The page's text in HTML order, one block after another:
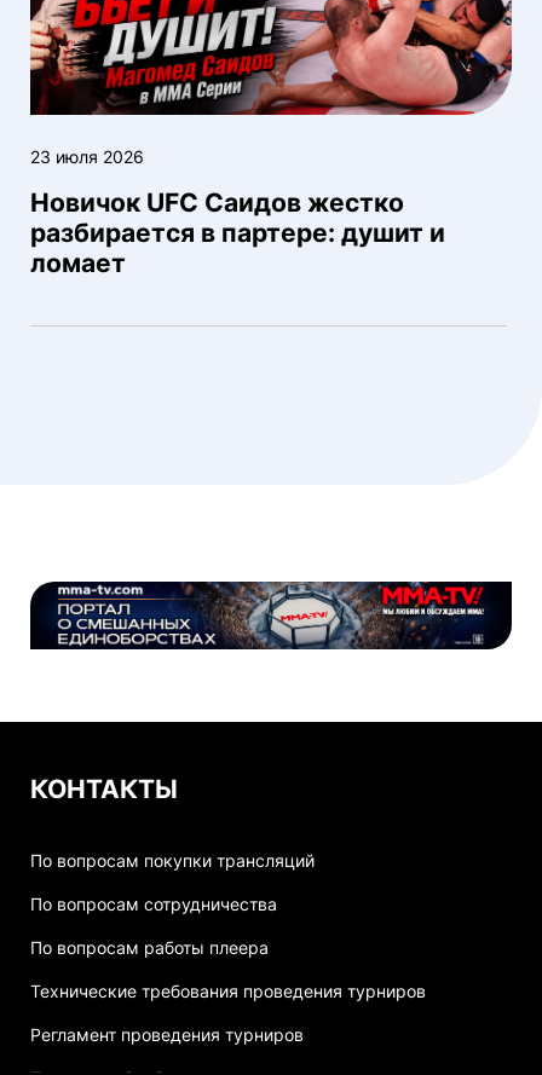
23 июля 2026
Новичок UFC Саидов жестко
разбирается в партере: душит и
ломает
КОНТАКТЫ
По вопросам покупки трансляций
По вопросам сотрудничества
По вопросам работы плеера
Технические требования проведения турниров
Регламент проведения турниров